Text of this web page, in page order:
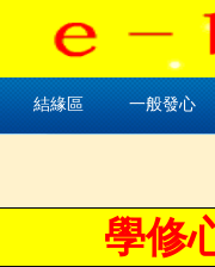
學修
結緣區 一般發心